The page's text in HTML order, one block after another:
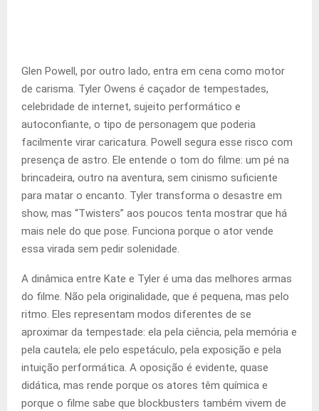
Glen Powell, por outro lado, entra em cena como motor
de carisma. Tyler Owens é caçador de tempestades,
celebridade de internet, sujeito performático e
autoconfiante, o tipo de personagem que poderia
facilmente virar caricatura. Powell segura esse risco com
presença de astro. Ele entende o tom do filme: um pé na
brincadeira, outro na aventura, sem cinismo suficiente
para matar o encanto. Tyler transforma o desastre em
show, mas “Twisters” aos poucos tenta mostrar que há
mais nele do que pose. Funciona porque o ator vende
essa virada sem pedir solenidade.
A dinâmica entre Kate e Tyler é uma das melhores armas
do filme. Não pela originalidade, que é pequena, mas pelo
ritmo. Eles representam modos diferentes de se
aproximar da tempestade: ela pela ciência, pela memória e
pela cautela; ele pelo espetáculo, pela exposição e pela
intuição performática. A oposição é evidente, quase
didática, mas rende porque os atores têm química e
porque o filme sabe que blockbusters também vivem de